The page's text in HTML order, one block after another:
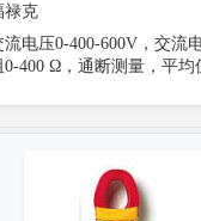
禄克
流电压0-400-600V，交流
0-400 Ω，通断测量，平均